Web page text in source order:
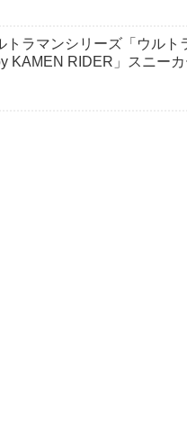
トラマンシリーズ「ウル
KAMEN RIDER」スニー